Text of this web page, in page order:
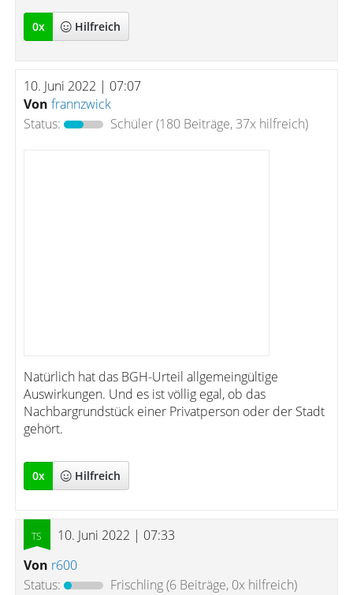
0x Hilfreich
10. Juni 2022 | 07:07
Von frannzwick
Status:
Schüler(180 Beiträge, 37x hilfreich)
Natürlich hat das BGH-Urteil allgemeingültige
Auswirkungen. Und es ist völlig egal, ob das
Nachbargrundstück einer Privatperson oder der Stadt
gehört.
0x Hilfreich
10. Juni 2022 | 07:33
Von r600
Status:
Frischling(6 Beiträge, 0x hilfreich)